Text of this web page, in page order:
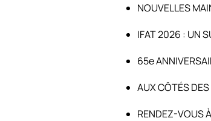
NOUVELLES
IFAT 2026 : UN
65e
AUX CÔTÉS
RENDEZ-VOUS